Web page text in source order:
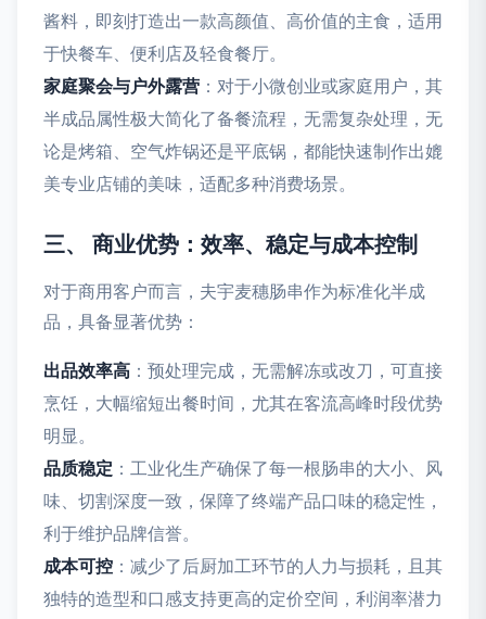
酱料，即刻打造出一款高颜值、高价值的主食，适用
于快餐车、便利店及轻食餐厅。
家庭聚会与户外露营 ：对于小微创业或家庭用户，其
半成品属性极大简化了备餐流程，无需复杂处理，无
论是烤箱、空气炸锅还是平底锅，都能快速制作出媲
美专业店铺的美味，适配多种消费场景。
三、 商业优势：效率、稳定与成本控制
对于商用客户而言，夫宇麦穗肠串作为标准化半成
品，具备显著优势：
出品效率高 ：预处理完成，无需解冻或改刀，可直接
烹饪，大幅缩短出餐时间，尤其在客流高峰时段优势
明显。
品质稳定 ：工业化生产确保了每一根肠串的大小、风
味、切割深度一致，保障了终端产品口味的稳定性，
利于维护品牌信誉。
成本可控 ：减少了后厨加工环节的人力与损耗，且其
独特的造型和口感支持更高的定价空间，利润率潜力